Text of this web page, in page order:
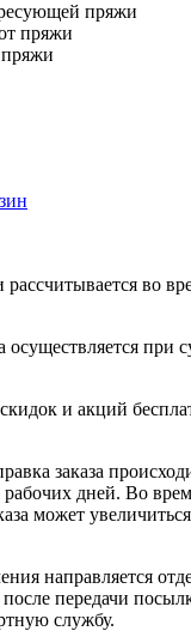
пряжи
рассчитывается во
осуществляется при
и акций
заказа
рабочих дней. Во
может
направляется
передачи
службу.